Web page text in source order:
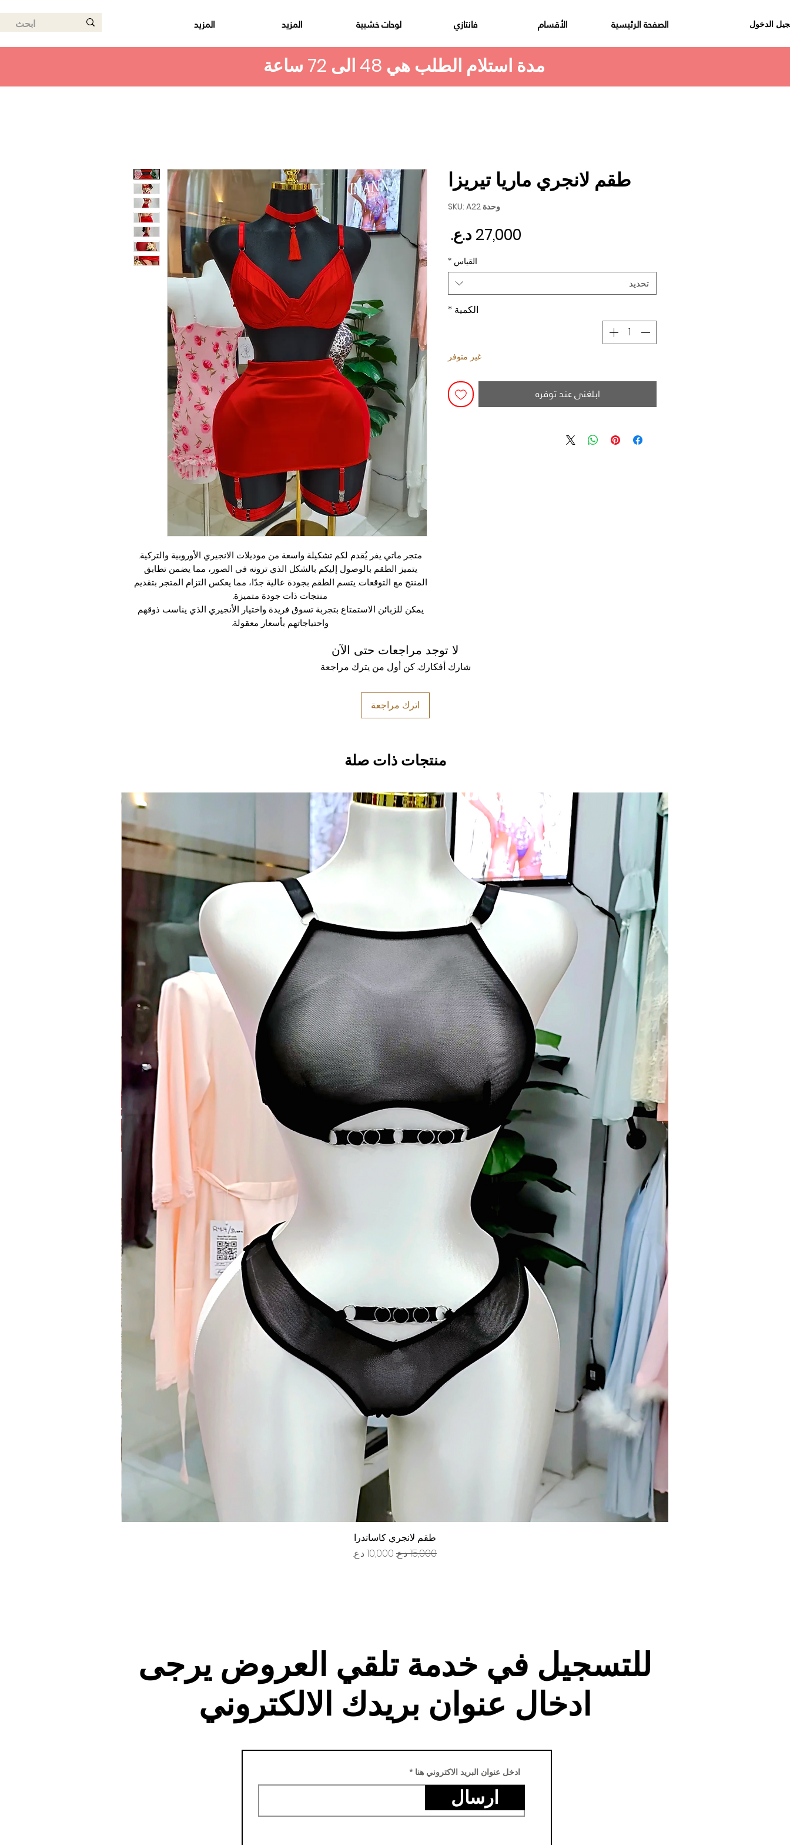
الصفحة الرئيسية الأقسام فانتازي لوحات خشبية المزيد المزيد الدخول
متجر ماتي يفر يُقدم لكم تشكيلة واسعة من موديلات الانجيري الأوروبية والتركية.
يتميز الطقم بالوصول إليكم بالشكل الذي ترونه في الصور، مما يضمن تطابق
المنتج مع التوقعات. يتسم الطقم بجودة عالية جدًا، مما يعكس التزام المتجر بتقديم
منتجات ذات جودة متميزة.
يمكن للزبائن الاستمتاع بتجربة تسوق فريدة واختيار الأنجيري الذي يناسب ذوقهم
واحتياجاتهم بأسعار معقولة.
طقم لانجري ماريا تيريزا
وحدة SKU: A22
السعر
القياس *
تحديد
الكمية *
غير متوفر
ابلغني عند توفره
لا توجد مراجعات حتى الآن
شارك أفكارك. كن أول من يترك مراجعة.
اترك مراجعة
منتجات ذات صلة
العرض السريع
طقم لانجري كاساندرا
سعر عادي سعر البيع
للتسجيل في خدمة تلقي العروض يرجى
ادخال عنوان بريدك الالكتروني
ادخل عنوان البريد الاكتروني هنا
ارسال